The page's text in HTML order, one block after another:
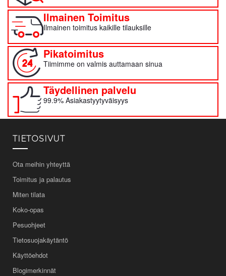
Ilmainen Toimitus
Ilmainen toimitus kaikille tilauksille
Pikatoimitus
Tiimimme on valmis auttamaan sinua
Täydellinen palvelu
99.9% Asiakastyytyväisyys
TIETOSIVUT
Ota meihin yhteyttä
Toimitus ja palautus
Miten tilata
Koko-opas
Pesuohjeet
Tietosuojakäytäntö
Käyttöehdot
Blogimerkinnät